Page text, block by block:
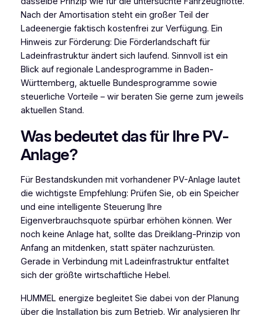
Nach der Amortisation steht ein großer Teil der
Ladeenergie faktisch kostenfrei zur Verfügung. Ein
Hinweis zur Förderung: Die Förderlandschaft für
Ladeinfrastruktur ändert sich laufend. Sinnvoll ist ein
Blick auf regionale Landesprogramme in Baden-
Württemberg, aktuelle Bundesprogramme sowie
steuerliche Vorteile – wir beraten Sie gerne zum jeweils
aktuellen Stand.
Was bedeutet das für Ihre PV-
Anlage?
Für Bestandskunden mit vorhandener PV-Anlage lautet
die wichtigste Empfehlung: Prüfen Sie, ob ein Speicher
und eine intelligente Steuerung Ihre
Eigenverbrauchsquote spürbar erhöhen können. Wer
noch keine Anlage hat, sollte das Dreiklang-Prinzip von
Anfang an mitdenken, statt später nachzurüsten.
Gerade in Verbindung mit Ladeinfrastruktur entfaltet
sich der größte wirtschaftliche Hebel.
HUMMEL energize begleitet Sie dabei von der Planung
über die Installation bis zum Betrieb. Wir analysieren Ihr